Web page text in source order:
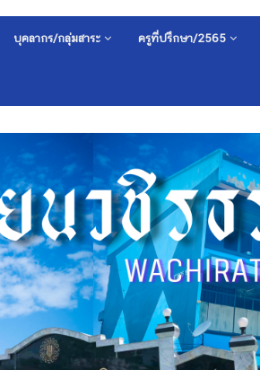
บุคลากร/กลุ่มสาระ ครูที่ปรึกษา/2565